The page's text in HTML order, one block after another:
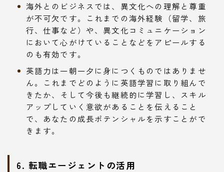
海外とのビジネスでは、異文化への理解と尊重
が不可欠です。これまでの海外経験（留学、旅
行、仕事など）や、異文化コミュニケーション
において心がけていることなどをアピールする
のも有効です。
英語力は一朝一夕に身につくものではありませ
ん。これまでどのように英語学習に取り組んで
きたか、そして今後も継続的に学習し、スキル
アップしていく意欲があることを伝えること
で、あなたの成長ポテンシャルを示すことがで
きます。
6. 転職エージェントの活用